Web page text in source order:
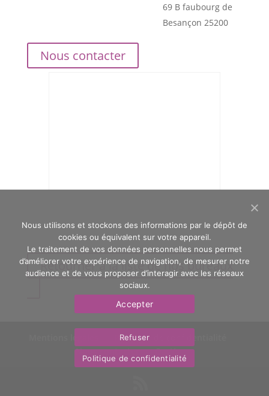
69 B faubourg de
Besançon 25200
Nous contacter
Retourner à la liste de nos bureaux
Politique de confidentialité
Nous contacter
OasYs
Nous utilisons et stockons des informations par le dépôt de
cookies ou équivalent sur votre appareil.
Le traitement de vos données personnelles nous permet
d’améliorer votre expérience de navigation, de mesurer notre
audience et de vous proposer d’interagir avec les réseaux
sociaux.
Accepter
Refuser
Politique de confidentialité